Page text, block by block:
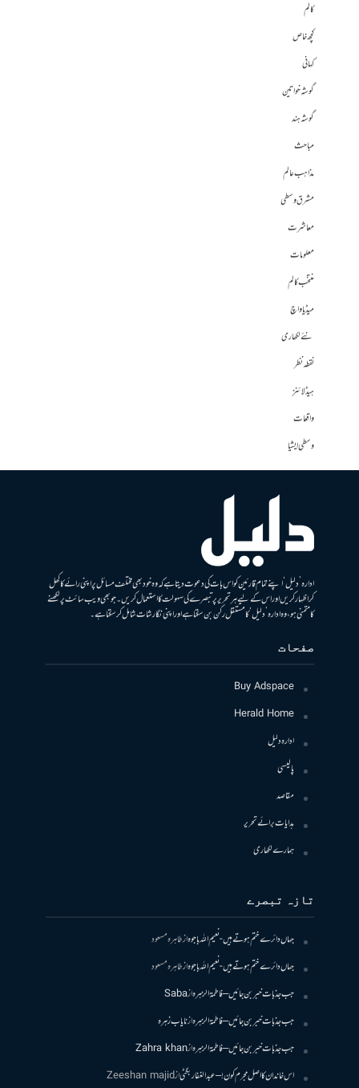
کالم
کچھ خاص
کہانی
گوشہ خواتین
گوشہ ہند
مباحث
مذاہب عالم
مشرق وسطی
معاشرت
معلومات
منتخب کالم
میڈیا واچ
نئے لکھاری
نقطہ نظر
ہیڈلائنز
واقعات
وسطی ایشیا
ادارہ ’دلیل‘ اپنے تمام قارئین کو اس بات کی دعوت دیتا ہے کہ وہ خود بھی مختلف مسائل پر اپنی رائے کا کھل
کر اظہار کریں اور اس کے لیے ہر تحریر پر تبصرے کی سہولت کا استعمال کریں۔ جو بھی ویب سائٹ پر لکھنے
کا متمنی ہو، وہ ادارہ ’دلیل‘ کا مستقل رکن بن سکتا ہے اور اپنی نگارشات شامل کرسکتا ہے۔
صفحات
Buy Adspace
Herald Home
ادارہ دلیل
پالیسی
مقاصد
ہدایات برائے تحریر
ہمارے لکھاری
تازہ تبصرے
جہاں دائرے ختم ہوتے ہیں- نعیم اللہ باجوہازطاہرہ مسعود
جہاں دائرے ختم ہوتے ہیں- نعیم اللہ باجوہازطاہرہ مسعود
جب جذبات خبر بن جائیں – فاطمۃالزہرہازSaba
جب جذبات خبر بن جائیں – فاطمۃالزہرہازنایاب زہرہ
جب جذبات خبر بن جائیں – فاطمۃالزہرہازZahra khan
اس خاندان کا اصل مجرم کون! – عبدالغفار بگٹیازZeeshan majid